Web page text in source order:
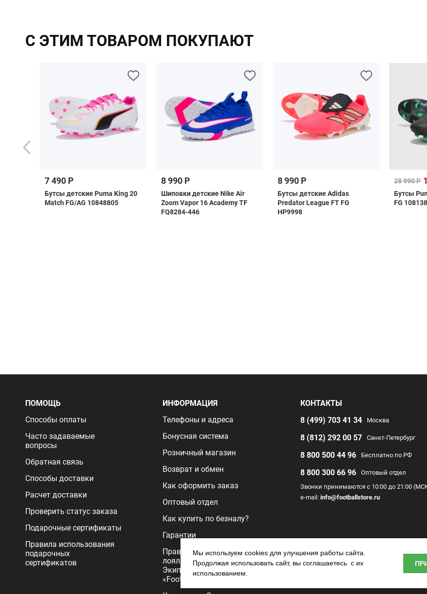
С ЭТИМ ТОВАРОМ ПОКУПАЮТ
7 490 Р
Бутсы детские Puma King 20
Match FG/AG 10848805
8 990 Р
Шиповки детские Nike Air
Zoom Vapor 16 Academy TF
FQ8284-446
8 990 Р
Бутсы детские Adidas
Predator League FT FG
HP9998
28 990 Р
Бутсы
FG
ПОМОЩЬ
Способы оплаты
Часто задаваемые
вопросы
Обратная связь
Способы доставки
Расчет доставки
Проверить статус заказа
Подарочные сертификаты
Правила использования
подарочных
сертификатов
ИНФОРМАЦИЯ
Телефоны и адреса
Бонусная система
Розничный магазин
Возврат и обмен
Как оформить заказ
Оптовый отдел
Как купить по безналу?
Гарантии
Правила программы
лояльности
Экипировочного центра
«FootballStore»
КОНТАКТЫ
8 (499) 703 41 34
Москва
8 (812) 292 00 57 Санкт-Петербург
8 800 500 44 96 Бесплатно по РФ
8 800 300 66 96
Оптовый отдел
Звонки принимаются с 10:00 до 21:00
e-mail: info@footballstore.ru
Мы используем cookies для улучшения работы сайта.
Продолжая использовать сайт, вы соглашаетесь с их
использованием.